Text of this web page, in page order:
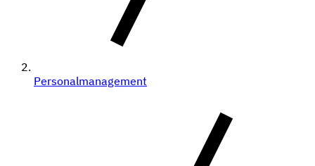
Personalmanagement